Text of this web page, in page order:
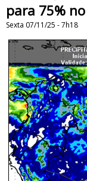
para 75%
Sexta 07/11/25 - 7h18